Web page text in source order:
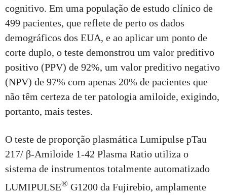
cognitivo. Em uma população de estudo clínico de
499 pacientes, que reflete de perto os dados
demográficos dos EUA, e ao aplicar um ponto de
corte duplo, o teste demonstrou um valor preditivo
positivo (PPV) de 92%, um valor preditivo negativo
(NPV) de 97% com apenas 20% de pacientes que
não têm certeza de ter patologia amiloide, exigindo,
portanto, mais testes.
O teste de proporção plasmática Lumipulse pTau
217/ β-Amiloide 1-42 Plasma Ratio utiliza o
sistema de instrumentos totalmente automatizado
LUMIPULSE® G1200 da Fujirebio, amplamente